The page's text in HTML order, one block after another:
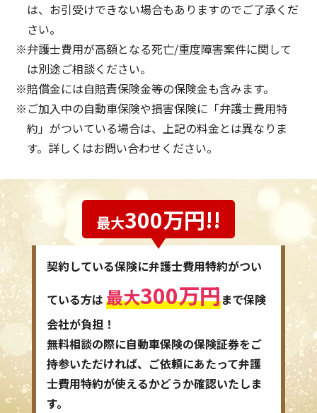
は、お引受けできない場合もありますのでご了承くだ
さい。
弁護士費用が高額となる死亡/重度障害案件に関して
は別途ご相談ください。
賠償金には自賠責保険金等の保険金も含みます。
ご加入中の自動車保険や損害保険に「弁護士費用特
約」がついている場合は、上記の料金とは異なりま
す。詳しくはお問い合わせください。
最大300万円!!
契約している保険に弁護士費用特約がつい
ている方は 最大300万円まで保険
会社が負担！
無料相談の際に自動車保険の保険証券をご
持参いただければ、ご依頼にあたって弁護
士費用特約が使えるかどうか確認いたしま
す。